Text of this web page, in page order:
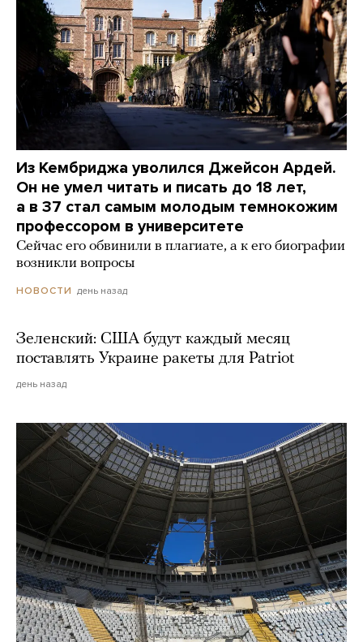
Из Кембриджа уволился Джейсон Ардей.
Он не умел читать и писать до 18 лет,
а в 37 стал самым молодым темнокожим
профессором в университете
Сейчас его обвинили в плагиате, а к его биографии
возникли вопросы
НОВОСТИ день назад
Зеленский: США будут каждый месяц
поставлять Украине ракеты для Patriot
день назад